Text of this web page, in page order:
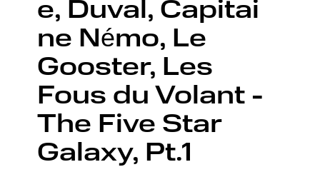
e, Duval, Capitai
ne Némo, Le
Gooster, Les
Fous du Volant -
The Five Star
Galaxy, Pt.1